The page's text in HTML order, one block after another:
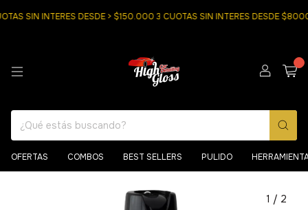
SIN INTERES DESDE > $150.000 3 CUOTAS SIN INTERES DESDE $80000
OFERTAS COMBOS BEST SELLERS PULIDO
1 / 2